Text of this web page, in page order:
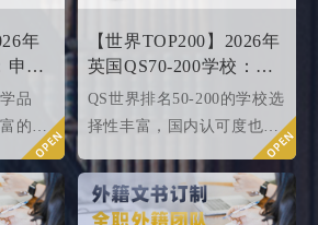
年
申请
品
的名
篇文
10名
正在
【世界TOP200】2026年
英国QS70-200学校：申
请条件大盘点
QS世界排名50-200的学校选
择性丰富，国内认可度也很
高，所以今天优越就来给大
家盘点一下25fallQS前50-
000内英国院校的申请条件